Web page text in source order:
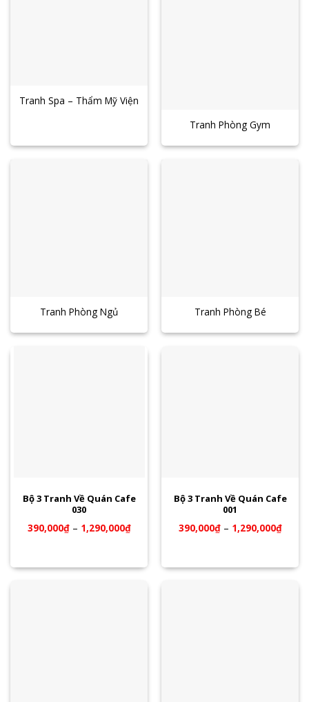
Tranh Spa – Thẩm Mỹ Viện
Tranh Phòng Gym
Tranh Phòng Ngủ Tranh Phòng Bé
Bộ 3 Tranh Về Quán Cafe
030
390,000₫– 1,290,000₫
Bộ 3 Tranh Về Quán Cafe
001
390,000₫– 1,290,000₫